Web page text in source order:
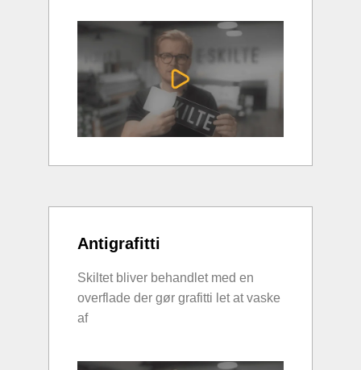
Antigrafitti
Skiltet bliver behandlet med en
overflade der gør grafitti let at vaske
af